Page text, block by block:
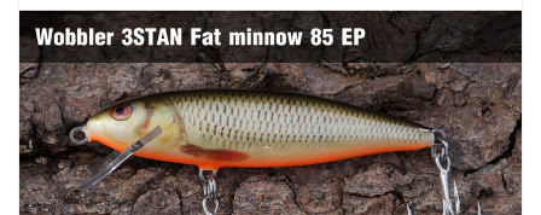
Vyzkoušejte slovenský wobler, který snese srovnání
s nejdražší japonskou konkurencí!